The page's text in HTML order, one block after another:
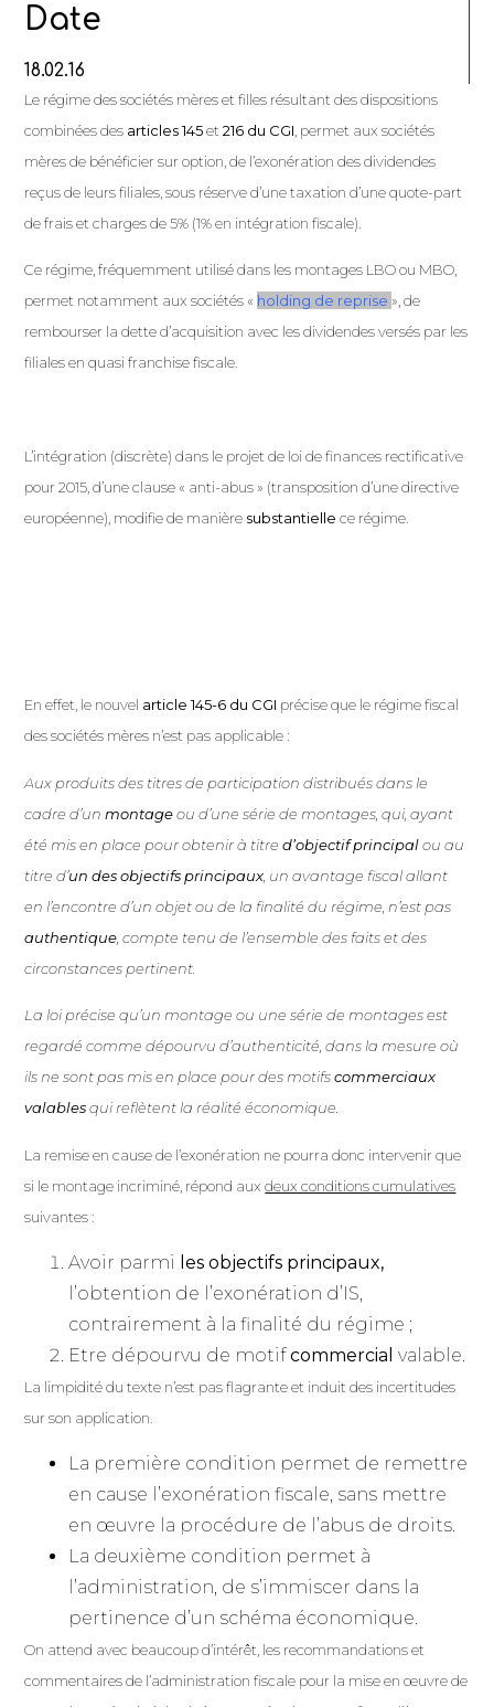
Date
18.02.16
Le régime des sociétés mères et filles résultant des dispositions
combinées des articles 145et216 du CGI , permet aux sociétés
mères de bénéficier sur option, de l’exonération des dividendes
reçus de leurs filiales, sous réserve d’une taxation d’une quote-part
de frais et charges de 5% (1% en intégration fiscale).
Ce régime, fréquemment utilisé dans les montages LBO ou MBO,
permet notamment aux sociétés « holding de reprise», de
rembourser la dette d’acquisition avec les dividendes versés par les
filiales en quasi franchise fiscale.
L’intégration (discrète) dans le projet de loi de finances rectificative
pour 2015, d’une clause « anti-abus » (transposition d’une directive
européenne), modifie de manière substantielle ce régime.
En effet, le nouvel article 145-6 du CGI précise que le régime fiscal
des sociétés mères n’est pas applicable :
Aux produits des titres de participation distribués dans le
cadre d’unmontageou d’une série de montages, qui, ayant
été mis en place pour obtenir à titred’objectif principalou au
titre d’un des objectifs principaux , un avantage fiscal allant
en l’encontre d’un objet ou de la finalité du régime, n’est pas
authentique , compte tenu de l’ensemble des faits et des
circonstances pertinent.
La loi précise qu’un montage ou une série de montages est
regardé comme dépourvu d’authenticité, dans la mesure où
ils ne sont pas mis en place pour des motifscommerciaux
valablesqui reflètent la réalité économique.
La remise en cause de l’exonération ne pourra donc intervenir que
si le montage incriminé, répond auxdeux conditions cumulatives
suivantes :
Avoir parmi les objectifs principaux,
l’obtention de l’exonération d’IS,
contrairement à la finalité du régime ;
Etre dépourvu de motifcommercial valable.
La limpidité du texte n’est pas flagrante et induit des incertitudes
sur son application.
La première condition permet de remettre
en cause l’exonération fiscale, sans mettre
en œuvre la procédure de l’abus de droits.
La deuxième condition permet à
l’administration, de s’immiscer dans la
pertinence d’un schéma économique.
On attend avec beaucoup d’intérêt, les recommandations et
commentaires de l’administration fiscale pour la mise en œuvre de